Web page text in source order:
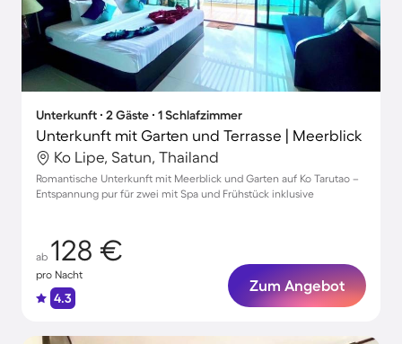
Unterkunft ∙ 2 Gäste ∙ 1 Schlafzimmer
Unterkunft mit Garten und Terrasse | Meerblick
Ko Lipe, Satun, Thailand
Romantische Unterkunft mit Meerblick und Garten auf Ko Tarutao –
Entspannung pur für zwei mit Spa und Frühstück inklusive
ab 128 €
pro Nacht
4.3
Zum Angebot